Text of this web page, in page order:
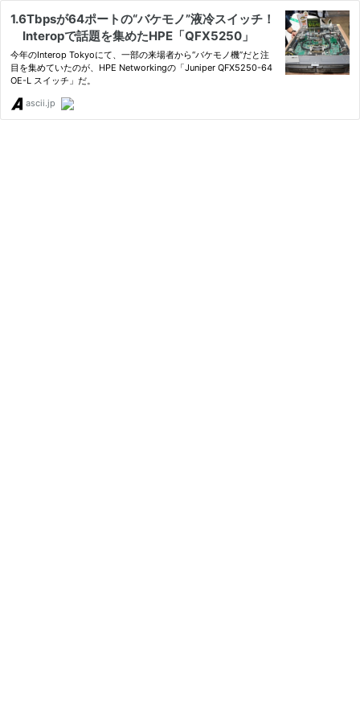
1.6Tbpsが64ポートの“バケモノ”液冷スイッチ！
Interopで話題を集めたHPE「QFX5250」
今年のInterop Tokyoにて、一部の来場者から“バケモノ機”だと注
目を集めていたのが、HPE Networkingの「Juniper QFX5250-64
OE-L スイッチ」だ。
ascii.jp